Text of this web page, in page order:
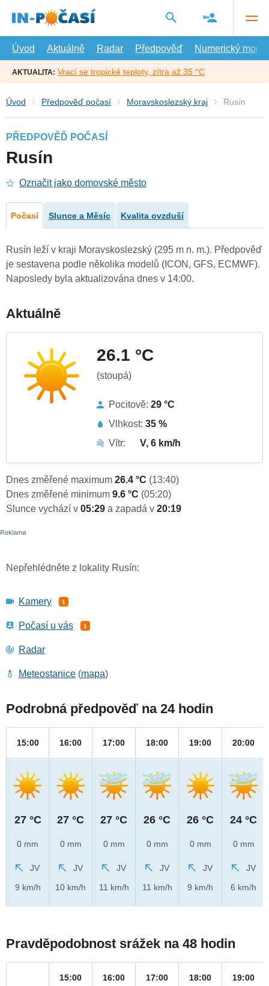
hlavní
Úvod
Aktuálně Radar Předpověď Numerický model
AKTUALITA: Vrací se tropické teploty, zítra až 35 °C
Úvod Předpověď počasí Moravskoslezský kraj Rusín
PŘEDPOVĚĎ POČASÍ
Rusín
Označit jako domovské město
Počasí Slunce a Měsíc Kvalita ovzduší
Rusín leží v kraji Moravskoslezský (295 m n. m.). Předpověď
je sestavena podle několika modelů (ICON, GFS, ECMWF).
Naposledy byla aktualizována dnes v 14:00.
Aktuálně
26.1 °C
(stoupá)
Pocitově: 29 °C
Vlhkost: 35 %
Vítr:
V, 6 km/h
Dnes změřené maximum 26.4 °C (13:40)
Dnes změřené minimum 9.6 °C (05:20)
Slunce vychází v 05:29 a zapadá v 20:19
Nepřehlédněte z lokality Rusín:
Kamery 1
Počasí u vás 1
Radar
Meteostanice (mapa)
Podrobná předpověď na 24 hodin
15:00
27 °C
0 mm
JV
9 km/h
16:00
27 °C
0 mm
JV
10 km/h
17:00
27 °C
0 mm
JV
11 km/h
18:00
26 °C
0 mm
JV
11 km/h
19:00
26 °C
0 mm
JV
9 km/h
20:00
24 °C
0 mm
JV
6 km/h
Pravděpodobnost srážek na 48 hodin
15:00
16:00
17:00
18:00
19:00